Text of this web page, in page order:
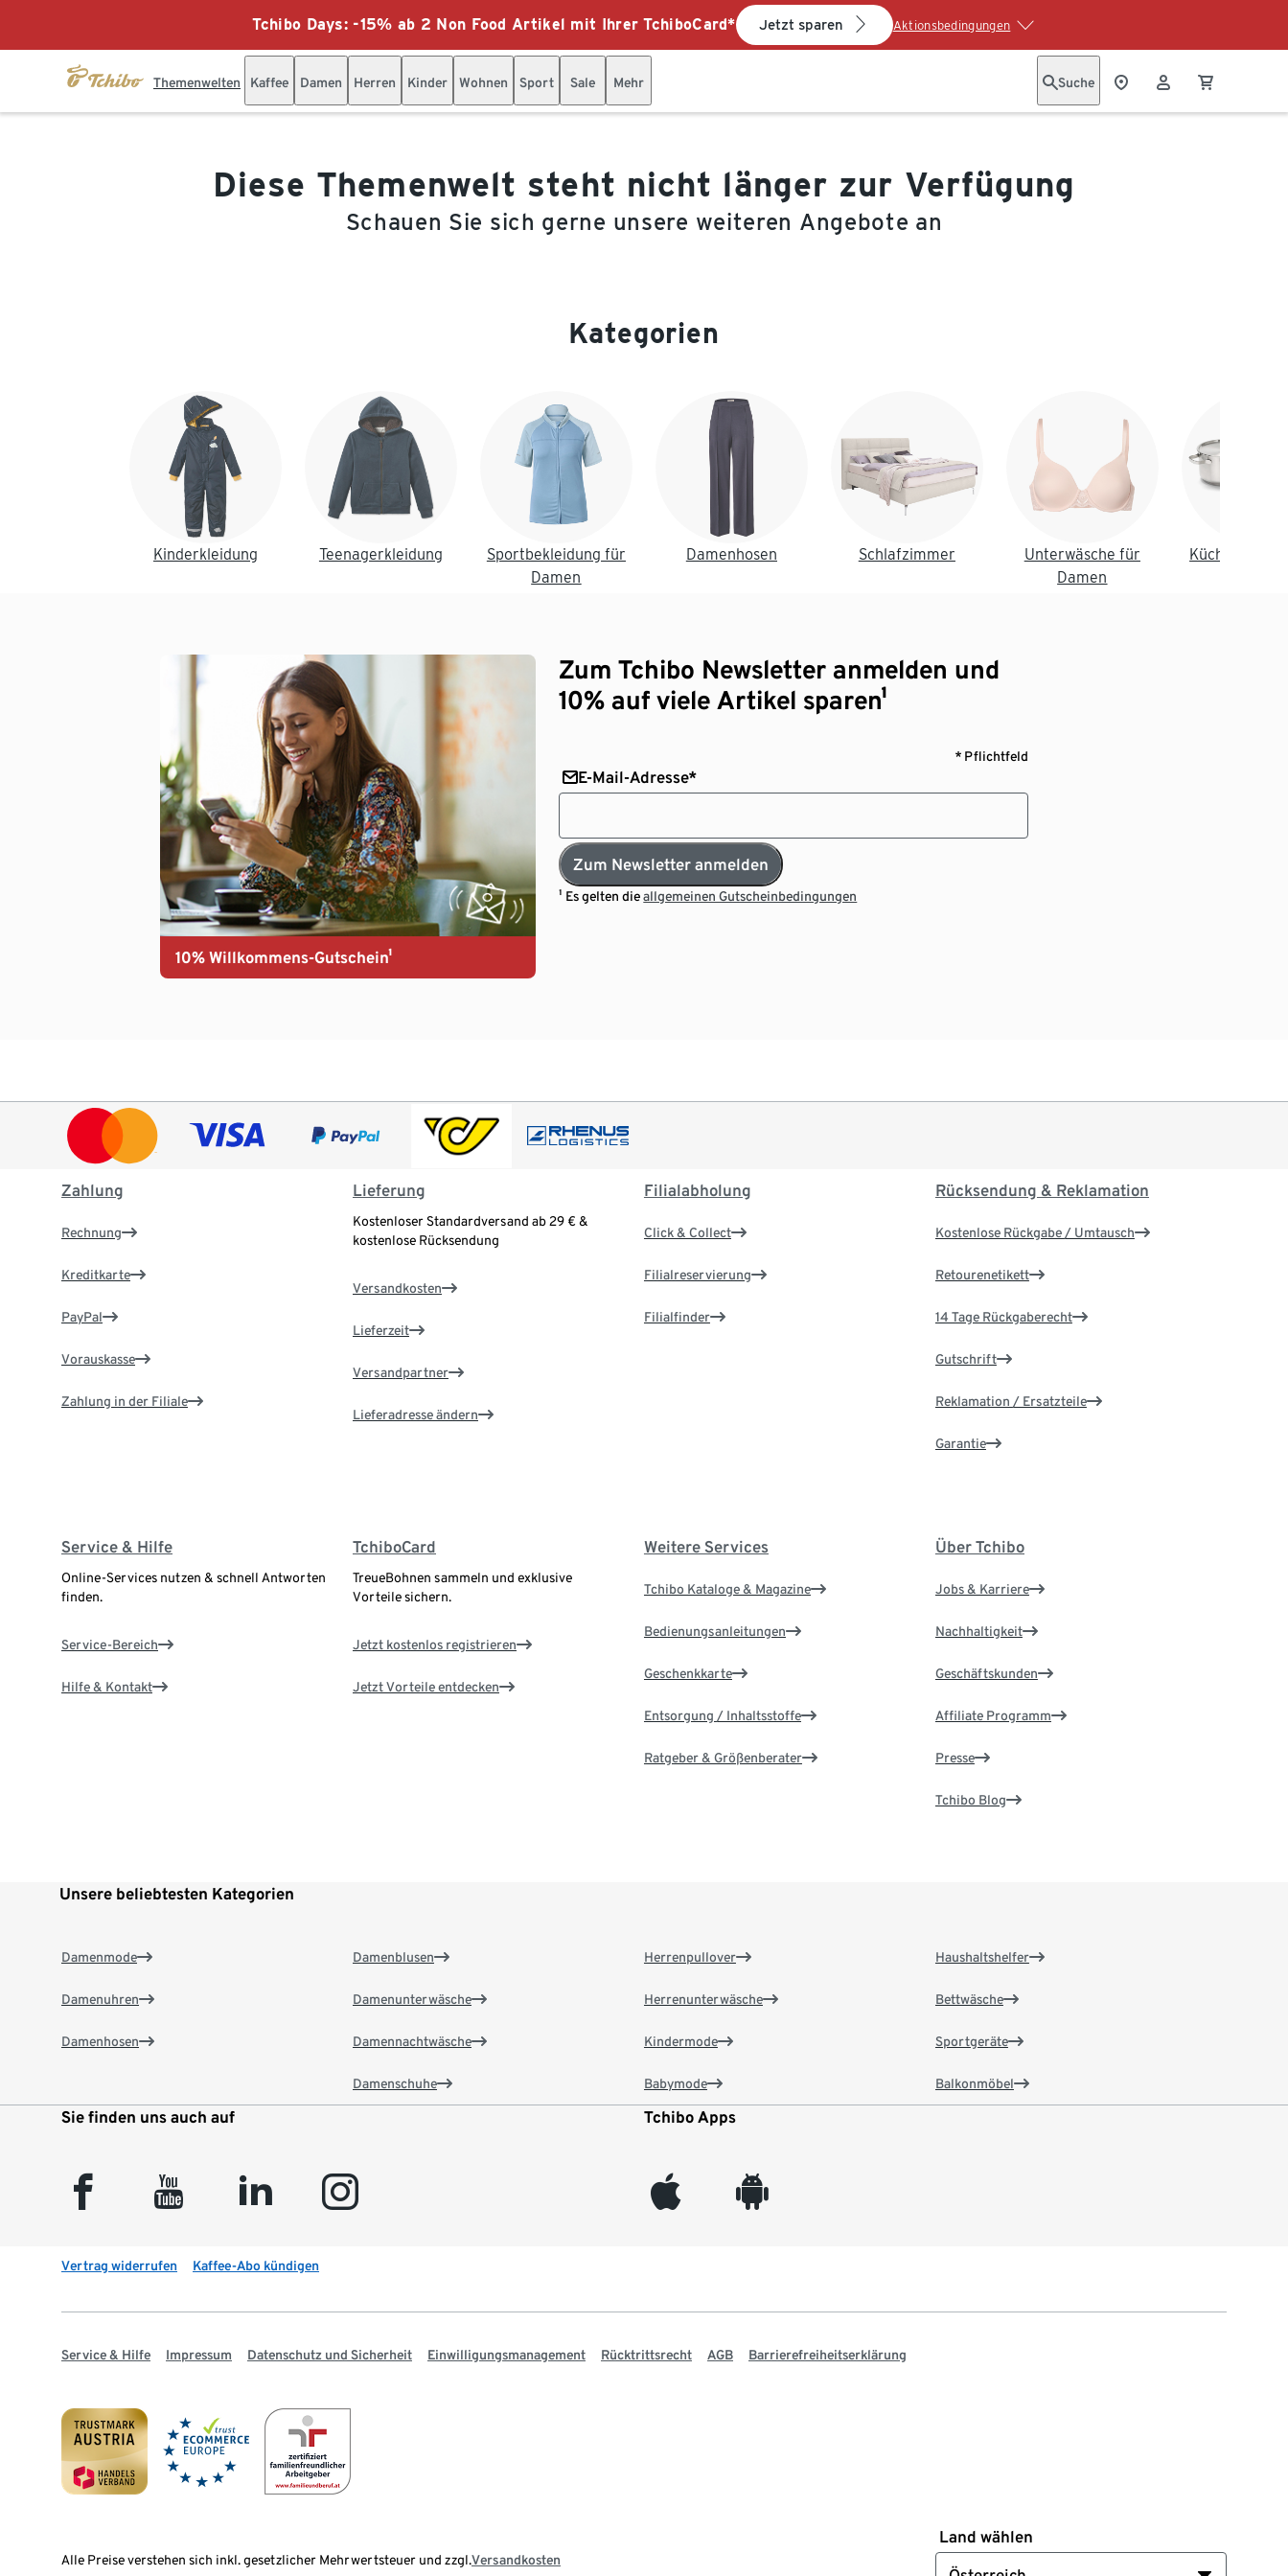
Tchibo Days: -15% ab 2 Non Food Artikel mit Ihrer TchiboCard* Jetzt sparen Aktionsbedingungen
Themenwelten Kaffee Damen Herren Kinder Wohnen Sport Sale Mehr Suche
Diese Themenwelt steht nicht länger zur Verfügung
Schauen Sie sich gerne unsere weiteren Angebote an
Kategorien
Kinderkleidung Teenagerkleidung
Sportbekleidung für
Damen
Damenhosen Schlafzimmer
Unterwäsche für
Damen
Küche &
10% Willkommens-Gutschein¹
Zum Tchibo Newsletter anmelden und
10% auf viele Artikel sparen¹
* Pflichtfeld
E-Mail-Adresse*
Zum Newsletter anmelden
¹ Es gelten dieallgemeinen Gutscheinbedingungen
Zahlung
Rechnung
Kreditkarte
PayPal
Vorauskasse
Zahlung in der Filiale
Lieferung
Kostenloser Standardversand ab 29 € &
kostenlose Rücksendung
Versandkosten
Lieferzeit
Versandpartner
Lieferadresse ändern
Filialabholung
Click & Collect
Filialreservierung
Filialfinder
Rücksendung & Reklamation
Kostenlose Rückgabe / Umtausch
Retourenetikett
14 Tage Rückgaberecht
Gutschrift
Reklamation / Ersatzteile
Garantie
Service & Hilfe
Online-Services nutzen & schnell Antworten
finden.
Service-Bereich
Hilfe & Kontakt
TchiboCard
TreueBohnen sammeln und exklusive
Vorteile sichern.
Jetzt kostenlos registrieren
Jetzt Vorteile entdecken
Weitere Services
Tchibo Kataloge & Magazine
Bedienungsanleitungen
Geschenkkarte
Entsorgung / Inhaltsstoffe
Ratgeber & Größenberater
Über Tchibo
Jobs & Karriere
Nachhaltigkeit
Geschäftskunden
Affiliate Programm
Presse
Tchibo Blog
Unsere beliebtesten Kategorien
Damenmode
Damenuhren
Damenhosen
Damenblusen
Damenunterwäsche
Damennachtwäsche
Damenschuhe
Herrenpullover
Herrenunterwäsche
Kindermode
Babymode
Haushaltshelfer
Bettwäsche
Sportgeräte
Balkonmöbel
Sie finden uns auch auf
facebook youtube linkedin instagram
Tchibo Apps
appleinc android
Vertrag widerrufen Kaffee-Abo kündigen
Service & Hilfe Impressum Datenschutz und Sicherheit Einwilligungsmanagement Rücktrittsrecht AGB Barrierefreiheitserklärung
Alle Preise verstehen sich inkl. gesetzlicher Mehrwertsteuer und zzgl.Versandkosten
Land wählen